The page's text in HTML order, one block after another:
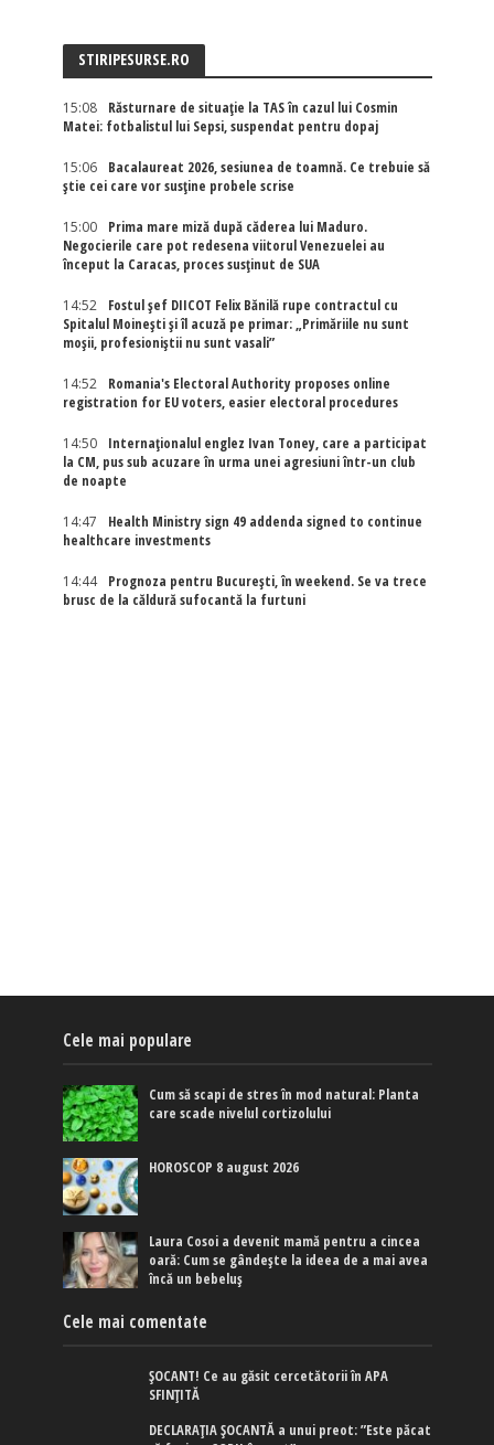
STIRIPESURSE.RO
15:08
Răsturnare de situație la TAS în cazul lui Cosmin
Matei: fotbalistul lui Sepsi, suspendat pentru dopaj
15:06
Bacalaureat 2026, sesiunea de toamnă. Ce trebuie să
știe cei care vor susține probele scrise
15:00
Prima mare miză după căderea lui Maduro.
Negocierile care pot redesena viitorul Venezuelei au
început la Caracas, proces susținut de SUA
14:52
Fostul șef DIICOT Felix Bănilă rupe contractul cu
Spitalul Moinești și îl acuză pe primar: „Primăriile nu sunt
moșii, profesioniștii nu sunt vasali”
14:52
Romania's Electoral Authority proposes online
registration for EU voters, easier electoral procedures
14:50
Internaţionalul englez Ivan Toney, care a participat
la CM, pus sub acuzare în urma unei agresiuni într-un club
de noapte
14:47
Health Ministry sign 49 addenda signed to continue
healthcare investments
14:44
Prognoza pentru București, în weekend. Se va trece
brusc de la căldură sufocantă la furtuni
Cele mai populare
Cum să scapi de stres în mod natural: Planta
care scade nivelul cortizolului
HOROSCOP 8 august 2026
Laura Cosoi a devenit mamă pentru a cincea
oară: Cum se gândește la ideea de a mai avea
încă un bebeluș
Cele mai comentate
ȘOCANT! Ce au găsit cercetătorii în APA
SFINȚITĂ
DECLARAȚIA ȘOCANTĂ a unui preot: ”Este păcat